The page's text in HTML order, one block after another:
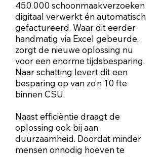
450.000 schoonmaakverzoeken
digitaal verwerkt én automatisch
gefactureerd. Waar dit eerder
handmatig via Excel gebeurde,
zorgt de nieuwe oplossing nu
voor een enorme tijdsbesparing.
Naar schatting levert dit een
besparing op van zo’n 10 fte
binnen CSU.
Naast efficiëntie draagt de
oplossing ook bij aan
duurzaamheid. Doordat minder
mensen onnodig hoeven te